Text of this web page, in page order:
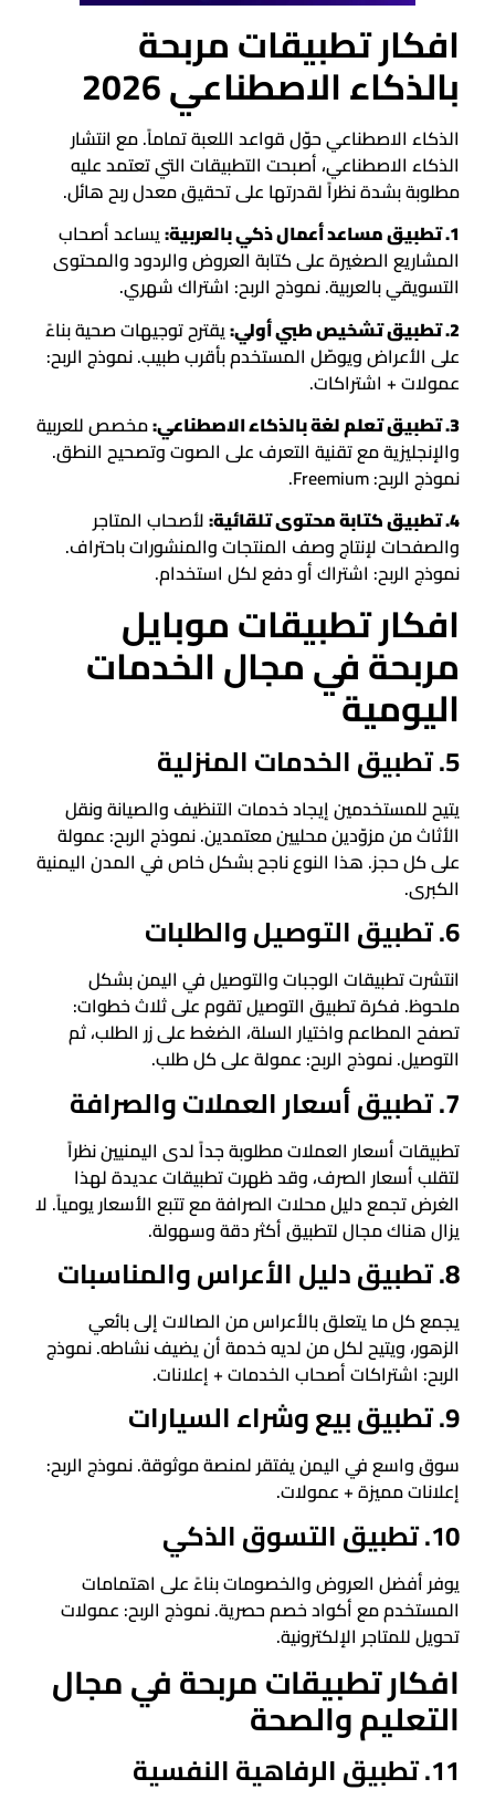
افكار تطبيقات مربحة
بالذكاء الاصطناعي 2026
الذكاء الاصطناعي حوّل قواعد اللعبة تماماً. مع انتشار
الذكاء الاصطناعي، أصبحت التطبيقات التي تعتمد عليه
مطلوبة بشدة نظراً لقدرتها على تحقيق معدل ربح هائل.
1. تطبيق مساعد أعمال ذكي بالعربية:
يساعد أصحاب
المشاريع الصغيرة على كتابة العروض والردود والمحتوى
التسويقي بالعربية. نموذج الربح: اشتراك شهري.
2. تطبيق تشخيص طبي أولي:
يقترح توجيهات صحية بناءً
على الأعراض ويوصّل المستخدم بأقرب طبيب. نموذج الربح:
عمولات + اشتراكات.
3. تطبيق تعلم لغة بالذكاء الاصطناعي:
مخصص للعربية
والإنجليزية مع تقنية التعرف على الصوت وتصحيح النطق.
نموذج الربح: Freemium.
4. تطبيق كتابة محتوى تلقائية:
لأصحاب المتاجر
والصفحات لإنتاج وصف المنتجات والمنشورات باحتراف.
نموذج الربح: اشتراك أو دفع لكل استخدام.
افكار تطبيقات موبايل
مربحة في مجال الخدمات
اليومية
5. تطبيق الخدمات المنزلية
يتيح للمستخدمين إيجاد خدمات التنظيف والصيانة ونقل
الأثاث من مزوّدين محليين معتمدين. نموذج الربح: عمولة
على كل حجز. هذا النوع ناجح بشكل خاص في المدن اليمنية
الكبرى.
6. تطبيق التوصيل والطلبات
انتشرت تطبيقات الوجبات والتوصيل في اليمن بشكل
ملحوظ. فكرة تطبيق التوصيل تقوم على ثلاث خطوات:
تصفح المطاعم واختيار السلة، الضغط على زر الطلب، ثم
التوصيل. نموذج الربح: عمولة على كل طلب.
7. تطبيق أسعار العملات والصرافة
تطبيقات أسعار العملات مطلوبة جداً لدى اليمنيين نظراً
لتقلب أسعار الصرف، وقد ظهرت تطبيقات عديدة لهذا
الغرض تجمع دليل محلات الصرافة مع تتبع الأسعار يومياً. لا
يزال هناك مجال لتطبيق أكثر دقة وسهولة.
8. تطبيق دليل الأعراس والمناسبات
يجمع كل ما يتعلق بالأعراس من الصالات إلى بائعي
الزهور، ويتيح لكل من لديه خدمة أن يضيف نشاطه. نموذج
الربح: اشتراكات أصحاب الخدمات + إعلانات.
9. تطبيق بيع وشراء السيارات
سوق واسع في اليمن يفتقر لمنصة موثوقة. نموذج الربح:
إعلانات مميزة + عمولات.
10. تطبيق التسوق الذكي
يوفر أفضل العروض والخصومات بناءً على اهتمامات
المستخدم مع أكواد خصم حصرية. نموذج الربح: عمولات
تحويل للمتاجر الإلكترونية.
افكار تطبيقات مربحة في مجال
التعليم والصحة
11. تطبيق الرفاهية النفسية